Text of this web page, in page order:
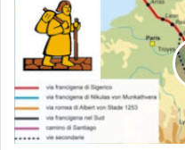
c
i
g
e